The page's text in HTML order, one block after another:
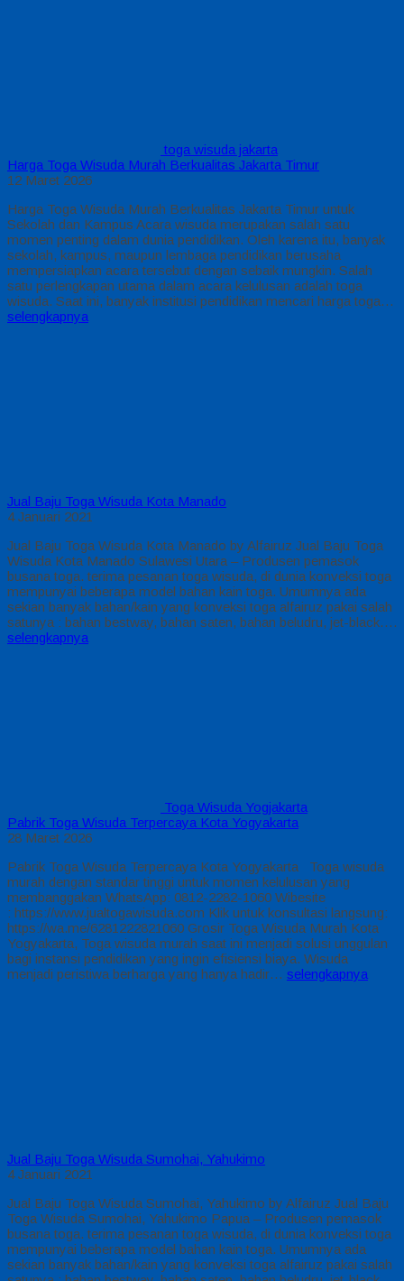
toga wisuda jakarta
Harga Toga Wisuda Murah Berkualitas Jakarta Timur
12 Maret 2026
Harga Toga Wisuda Murah Berkualitas Jakarta Timur untuk
Sekolah dan Kampus Acara wisuda merupakan salah satu
momen penting dalam dunia pendidikan. Oleh karena itu, banyak
sekolah, kampus, maupun lembaga pendidikan berusaha
mempersiapkan acara tersebut dengan sebaik mungkin. Salah
satu perlengkapan utama dalam acara kelulusan adalah toga
wisuda. Saat ini, banyak institusi pendidikan mencari harga toga…
selengkapnya
Jual Baju Toga Wisuda Kota Manado
4 Januari 2021
Jual Baju Toga Wisuda Kota Manado by Alfairuz Jual Baju Toga
Wisuda Kota Manado Sulawesi Utara – Produsen pemasok
busana toga. terima pesanan toga wisuda, di dunia konveksi toga
mempunyai beberapa model bahan kain toga. Umumnya ada
sekian banyak bahan/kain yang konveksi toga alfairuz pakai salah
satunya : bahan bestway, bahan saten, bahan beludru, jet-black….
selengkapnya
Toga Wisuda Yogjakarta
Pabrik Toga Wisuda Terpercaya Kota Yogyakarta
28 Maret 2026
Pabrik Toga Wisuda Terpercaya Kota Yogyakarta Toga wisuda
murah dengan standar tinggi untuk momen kelulusan yang
membanggakan WhatsApp: 0812-2282-1060 Wibesite
: https://www.jualtogawisuda.com Klik untuk konsultasi langsung:
https://wa.me/6281222821060 Grosir Toga Wisuda Murah Kota
Yogyakarta, Toga wisuda murah saat ini menjadi solusi unggulan
bagi instansi pendidikan yang ingin efisiensi biaya. Wisuda
menjadi peristiwa berharga yang hanya hadir… selengkapnya
Jual Baju Toga Wisuda Sumohai, Yahukimo
4 Januari 2021
Jual Baju Toga Wisuda Sumohai, Yahukimo by Alfairuz Jual Baju
Toga Wisuda Sumohai, Yahukimo Papua – Produsen pemasok
busana toga. terima pesanan toga wisuda, di dunia konveksi toga
mempunyai beberapa model bahan kain toga. Umumnya ada
sekian banyak bahan/kain yang konveksi toga alfairuz pakai salah